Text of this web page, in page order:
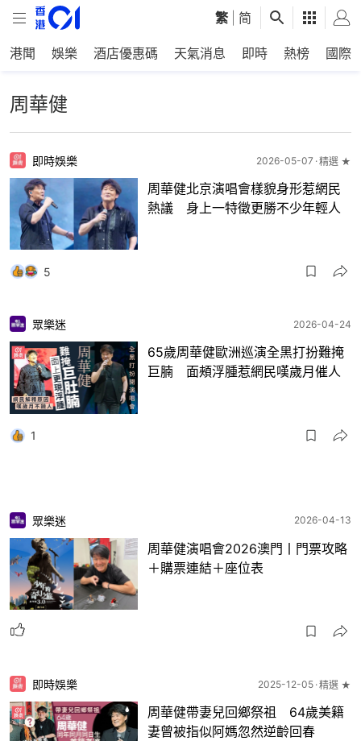
繁 简
港聞 娛樂 酒店優惠碼 天氣消息 即時 熱榜 國際
周華健
即時娛樂 2026-05-07 精選 ★
周華健北京演唱會樣貌身形惹網民
熱議 身上一特徵更勝不少年輕人
5
眾樂迷 2026-04-24
65歲周華健歐洲巡演全黑打扮難掩
巨腩 面頰浮腫惹網民嘆歲月催人
1
眾樂迷 2026-04-13
周華健演唱會2026澳門丨門票攻略
＋購票連結＋座位表
即時娛樂 2025-12-05 精選 ★
周華健帶妻兒回鄉祭祖 64歲美籍
妻曾被指似阿媽忽然逆齡回春